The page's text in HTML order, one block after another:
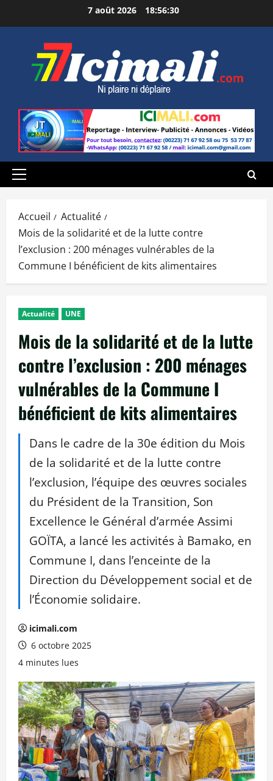
au
7 août 2026 18:56:32
Menu
Accueil
Actualité
Mois de la solidarité et de la lutte contre
l’exclusion : 200 ménages vulnérables de la
Commune I bénéficient de kits alimentaires
Actualité UNE
Mois de la solidarité et de la lutte
contre l’exclusion : 200 ménages
vulnérables de la Commune I
bénéficient de kits alimentaires
Dans le cadre de la 30e édition du Mois
de la solidarité et de la lutte contre
l’exclusion, l’équipe des œuvres sociales
du Président de la Transition, Son
Excellence le Général d’armée Assimi
GOÏTA, a lancé les activités à Bamako, en
Commune I, dans l’enceinte de la
Direction du Développement social et de
l’Économie solidaire.
icimali.com
6 octobre 2025
4 minutes lues